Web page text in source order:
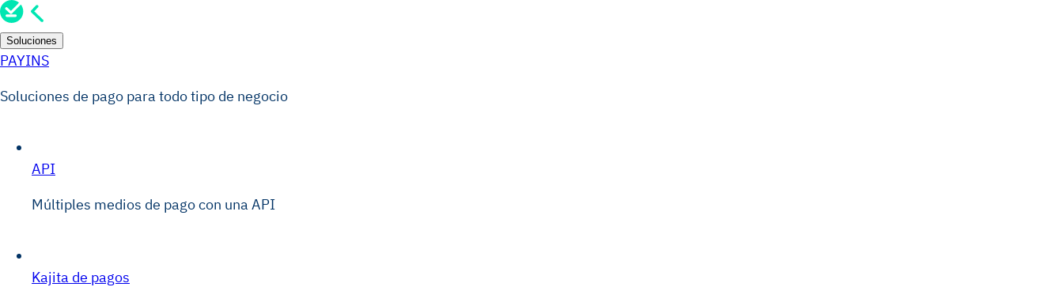
Soluciones
PAYINS
Soluciones de pago para todo tipo de negocio
API
Múltiples medios de pago con una API
Kajita de pagos